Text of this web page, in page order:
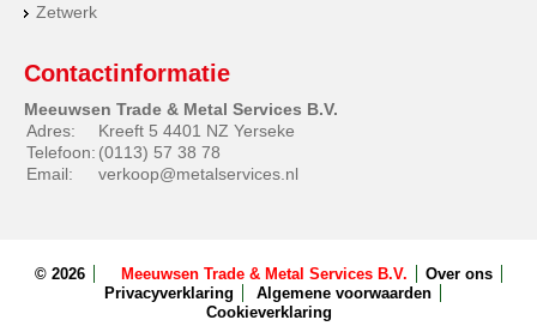
Zetwerk
Contactinformatie
Meeuwsen Trade & Metal Services B.V.
Adres:
Kreeft 5 4401 NZ Yerseke
Telefoon: (0113) 57 38 78
Email:
verkoop@metalservices.nl
© 2026 Meeuwsen Trade & Metal Services B.V.
Over ons
Privacyverklaring
Algemene voorwaarden
Cookieverklaring